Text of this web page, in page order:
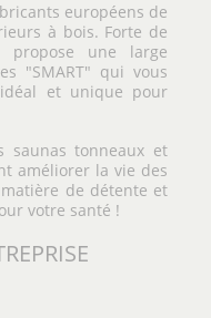
européens de
à bois. Forte de
propose une large
"SMART" qui vous
et unique pour
saunas tonneaux et
améliorer la vie des
de détente et
votre santé !